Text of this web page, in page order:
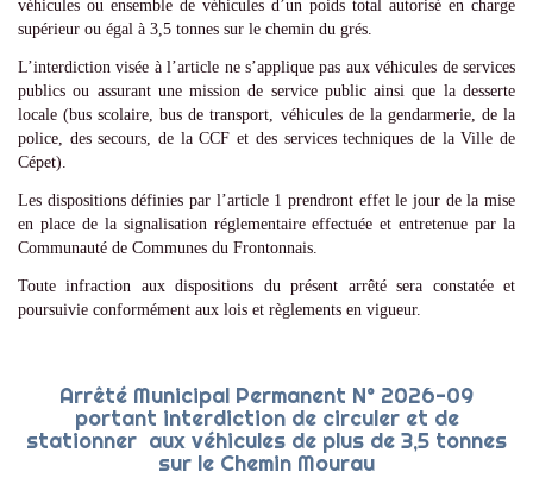
véhicules ou ensemble de véhicules d’un poids total autorisé en charge
supérieur ou égal à 3,5 tonnes sur le chemin du grés.
L’interdiction visée à l’article ne s’applique pas aux véhicules de services
publics ou assurant une mission de service public ainsi que la desserte
locale (bus scolaire, bus de transport, véhicules de la gendarmerie, de la
police, des secours, de la CCF et des services techniques de la Ville de
Cépet).
Les dispositions définies par l’article 1 prendront effet le jour de la mise
en place de la signalisation réglementaire effectuée et entretenue par la
Communauté de Communes du Frontonnais.
Toute infraction aux dispositions du présent arrêté sera constatée et
poursuivie conformément aux lois et règlements en vigueur.
Arrêté Municipal Permanent N° 2026-09
portant interdiction de circuler et de
stationner aux véhicules de plus de 3,5 tonnes
sur le Chemin Mourau